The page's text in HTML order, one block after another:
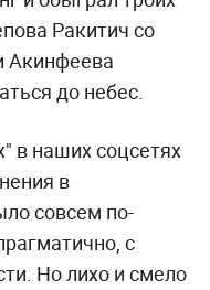
Ракитич со
Акинфеева
до небес.
в наших соцсетях
в
совсем по-
с
Но лихо и смело